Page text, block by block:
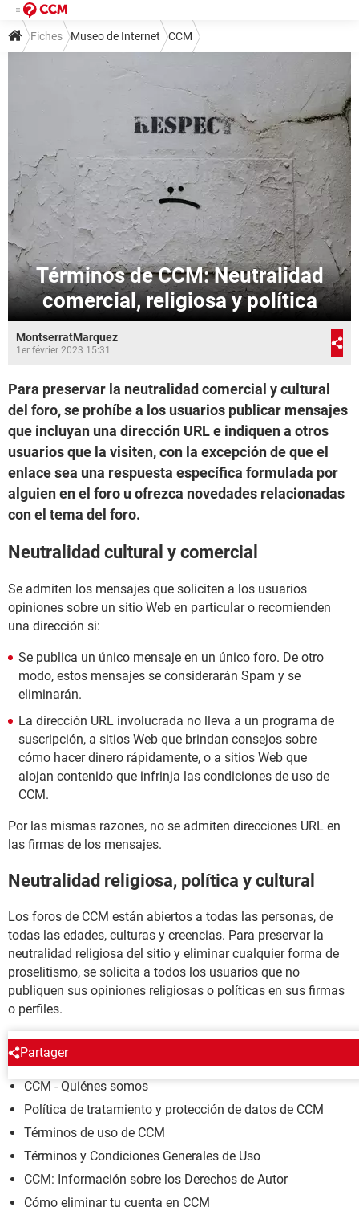
Fiches Museo de Internet CCM
Términos de CCM: Neutralidad
comercial, religiosa y política
MontserratMarquez
1er février 2023 15:31
Para preservar la neutralidad comercial y cultural
del foro, se prohíbe a los usuarios publicar mensajes
que incluyan una dirección URL e indiquen a otros
usuarios que la visiten, con la excepción de que el
enlace sea una respuesta específica formulada por
alguien en el foro u ofrezca novedades relacionadas
con el tema del foro.
Neutralidad cultural y comercial
Se admiten los mensajes que soliciten a los usuarios
opiniones sobre un sitio Web en particular o recomienden
una dirección si:
Se publica un único mensaje en un único foro. De otro
modo, estos mensajes se considerarán Spam y se
eliminarán.
La dirección URL involucrada no lleva a un programa de
suscripción, a sitios Web que brindan consejos sobre
cómo hacer dinero rápidamente, o a sitios Web que
alojan contenido que infrinja las condiciones de uso de
CCM.
Por las mismas razones, no se admiten direcciones URL en
las firmas de los mensajes.
Neutralidad religiosa, política y cultural
Los foros de CCM están abiertos a todas las personas, de
todas las edades, culturas y creencias. Para preservar la
neutralidad religiosa del sitio y eliminar cualquier forma de
proselitismo, se solicita a todos los usuarios que no
publiquen sus opiniones religiosas o políticas en sus firmas
o perfiles.
Partager
CCM
CCM - Quiénes somos
Política de tratamiento y protección de datos de CCM
Términos de uso de CCM
Términos y Condiciones Generales de Uso
CCM: Información sobre los Derechos de Autor
Cómo eliminar tu cuenta en CCM